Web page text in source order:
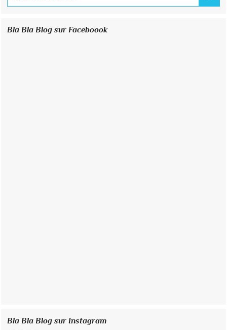
Bla Bla Blog sur Faceboook
Bla Bla Blog sur Instagram